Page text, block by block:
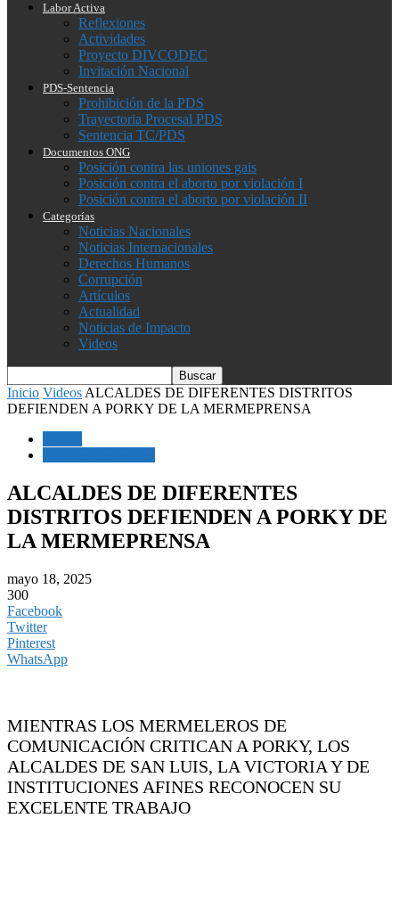
Labor Activa
Reflexiones
Actividades
Proyecto DIVCODEC
Invitación Nacional
PDS-Sentencia
Prohibición de la PDS
Trayectoria Procesal PDS
Sentencia TC/PDS
Documentos ONG
Posición contra las uniones gais
Posición contra el aborto por violación I
Posición contra el aborto por violación II
Categorías
Noticias Nacionales
Noticias Internacionales
Derechos Humanos
Corrupción
Artículos
Actualidad
Noticias de Impacto
Videos
Inicio Videos ALCALDES DE DIFERENTES DISTRITOS
DEFIENDEN A PORKY DE LA MERMEPRENSA
ALCALDES DE DIFERENTES
DISTRITOS DEFIENDEN A PORKY DE
LA MERMEPRENSA
mayo 18, 2025
300
Facebook
Twitter
Pinterest
WhatsApp
MIENTRAS LOS MERMELEROS DE
COMUNICACIÓN CRITICAN A PORKY, LOS
ALCALDES DE SAN LUIS, LA VICTORIA Y DE
INSTITUCIONES AFINES RECONOCEN SU
EXCELENTE TRABAJO